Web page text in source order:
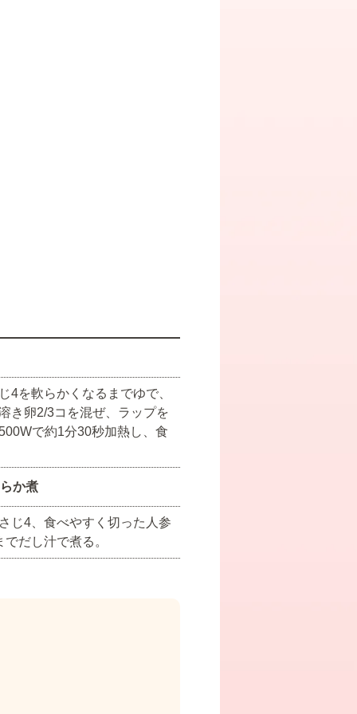
4を軟らかくなるまでゆで、
き卵2/3コを混ぜ、ラップを
で約1分30秒加熱し、食
か煮
じ4、食べやすく切った人参
だし汁で煮る。